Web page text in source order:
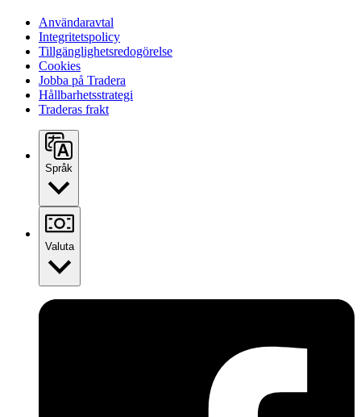
Användaravtal
Integritetspolicy
Tillgänglighetsredogörelse
Cookies
Jobba på Tradera
Hållbarhetsstrategi
Traderas frakt
Språk
Valuta